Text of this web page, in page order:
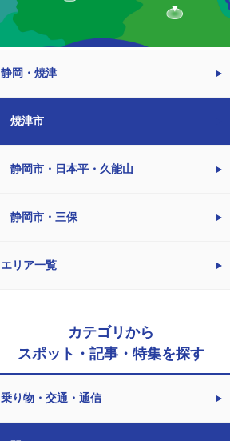
静岡・焼津
焼津市
静岡市・日本平・久能山
静岡市・三保
エリア一覧
カテゴリから
スポット・記事・特集を探す
乗り物・交通・通信